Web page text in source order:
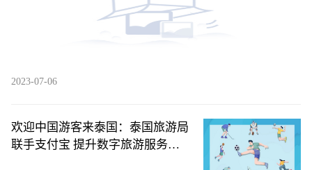
2023-07-06
欢迎中国游客来泰国：泰国旅游局
联手支付宝 提升数字旅游服务体